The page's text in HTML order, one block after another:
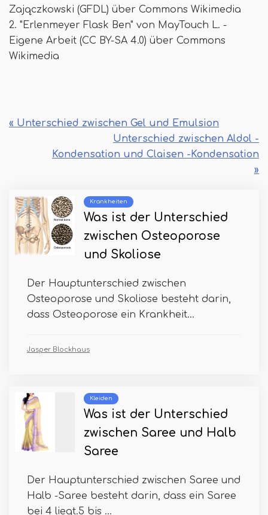
Zajączkowski (GFDL) über Commons Wikimedia
2. "Erlenmeyer Flask Ben" von MayTouch L. -
Eigene Arbeit (CC BY-SA 4.0) über Commons
Wikimedia
« Unterschied zwischen Gel und Emulsion
Unterschied zwischen Aldol -
Kondensation und Claisen -Kondensation
»
Krankheiten
Was ist der Unterschied
zwischen Osteoporose
und Skoliose
Der Hauptunterschied zwischen
Osteoporose und Skoliose besteht darin,
dass Osteoporose ein Krankheit...
Jasper Blockhaus
Kleiden
Was ist der Unterschied
zwischen Saree und Halb
Saree
Der Hauptunterschied zwischen Saree und
Halb -Saree besteht darin, dass ein Saree
bei 4 liegt.5 bis ...